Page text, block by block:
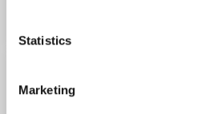
Statistics
Marketing